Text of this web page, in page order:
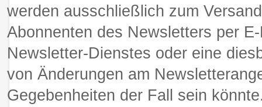
werden ausschließlich zum
Abonnenten des Newsletters per
Newsletter-Dienstes oder eine
von Änderungen am
Gegebenheiten der Fall sein